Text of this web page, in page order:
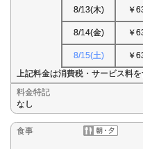
8/13(木) ￥
8/14(金) ￥
8/15(土) ￥
上記料金は消費税・サービス料を
料金特記
なし
食事